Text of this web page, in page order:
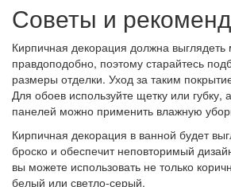
Советы и
Кирпичная декорация должна
правдоподобно, поэтому старайтесь
размеры отделки. Уход за таким
Для обоев используйте щетку или губку,
панелей можно применить влажную
Кирпичная декорация в ванной будет
броско и обеспечит неповторимый
вы можете использовать не только
белый или светло-серый.